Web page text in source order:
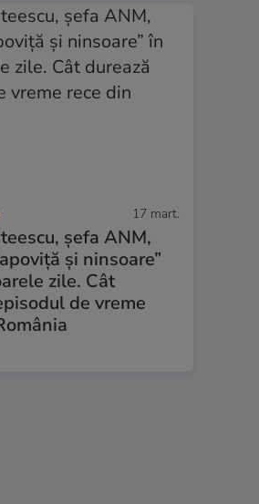
17 mart.
șefa ANM,
și ninsoare”
zile. Cât
de vreme